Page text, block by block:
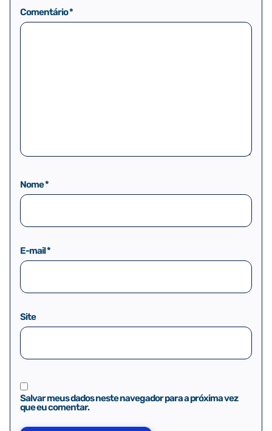
Comentário*
Nome*
E-mail*
Site
Salvar meus dados neste navegador para a próxima vez
que eu comentar.